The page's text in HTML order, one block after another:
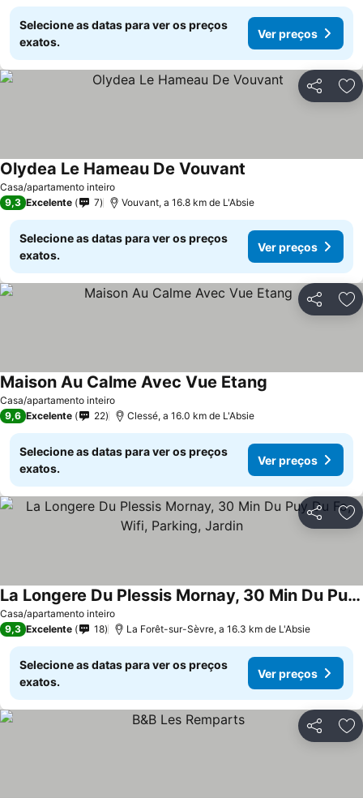
Selecione as datas para ver os preços
exatos.
Ver preços
Partilhar
Casa/apartamento inteiro
Olydea Le Hameau De Vouvant
9,3 Excelente 7 Vouvant, a 16.8 km de L'Absie
Selecione as datas para ver os preços
exatos.
Ver preços
Partilhar
Casa/apartamento inteiro
Maison Au Calme Avec Vue Etang
9,6 Excelente 22 Clessé, a 16.0 km de L'Absie
Selecione as datas para ver os preços
exatos.
Ver preços
Partilhar
Casa/apartamento inteiro
La Longere Du Plessis Mornay, 30 Min Du Puy Du Fo, Wifi, Parking, Jardin
Ver preços
9,3 Excelente 18 La Forêt-sur-Sèvre, a 16.3 km de L'Absie
Selecione as datas para ver os preços
exatos.
Ver preços
Partilhar